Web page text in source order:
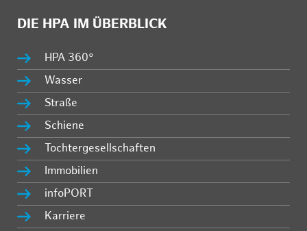
DIE HPA IM ÜBERBLICK
HPA 360°
Wasser
Straße
Schiene
Tochtergesellschaften
Immobilien
infoPORT
Karriere